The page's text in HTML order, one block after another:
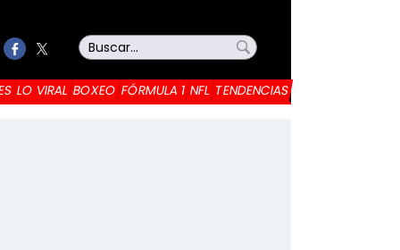
LO VIRAL BOXEO FÓRMULA 1 NFL TENDENCIAS